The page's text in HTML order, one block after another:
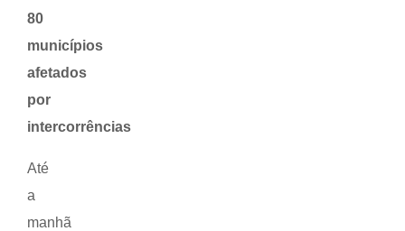
80
municípios
afetados
por
intercorrências
Até
a
manhã